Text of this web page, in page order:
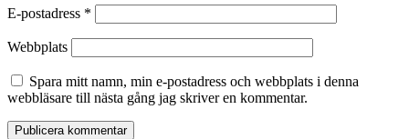
E-postadress *
Webbplats
Spara mitt namn, min e-postadress och webbplats i denna
webbläsare till nästa gång jag skriver en kommentar.